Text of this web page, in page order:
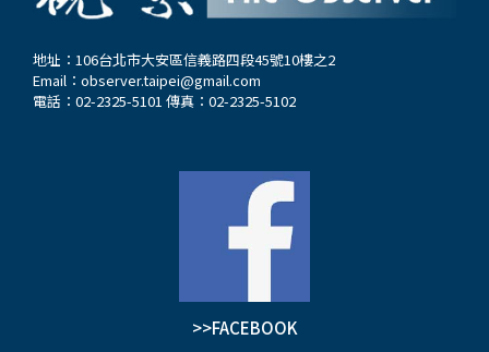
地址：106台北市大安區信義路四段45號10樓之2
Email： observer.taipei@gmail.com
電話：02-2325-5101 傳真：02-2325-5102
>>FACEBOOK